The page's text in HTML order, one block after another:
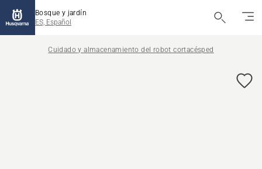
Bosque y jardín
ES, Español
Cuidado y almacenamiento del robot cortacésped